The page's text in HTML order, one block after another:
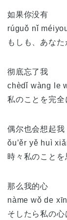
如果你没有
rúguǒ nǐ
もしも、あなた
彻底忘了我
chèdǐ wàng le
私のことを完全
偶尔也会想起我
ǒu’ěr yě huì
時々私のことを
那么我的心
nàme wǒ de xīn
そしたら私の心